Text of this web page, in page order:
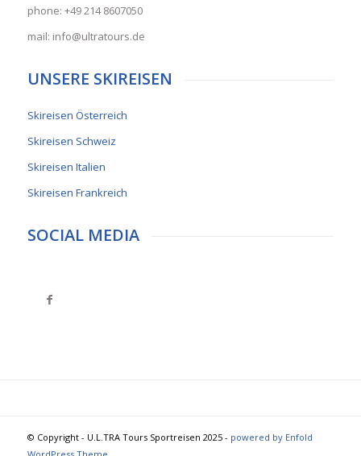
phone: +49 214 8607050
mail: info@ultratours.de
UNSERE SKIREISEN
Skireisen Österreich
Skireisen Schweiz
Skireisen Italien
Skireisen Frankreich
SOCIAL MEDIA
© Copyright - U.L.TRA Tours Sportreisen 2025 - powered by Enfold